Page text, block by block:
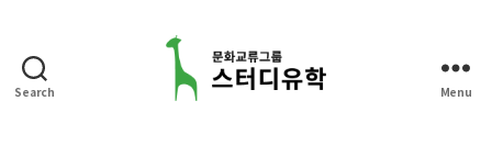
Search Menu